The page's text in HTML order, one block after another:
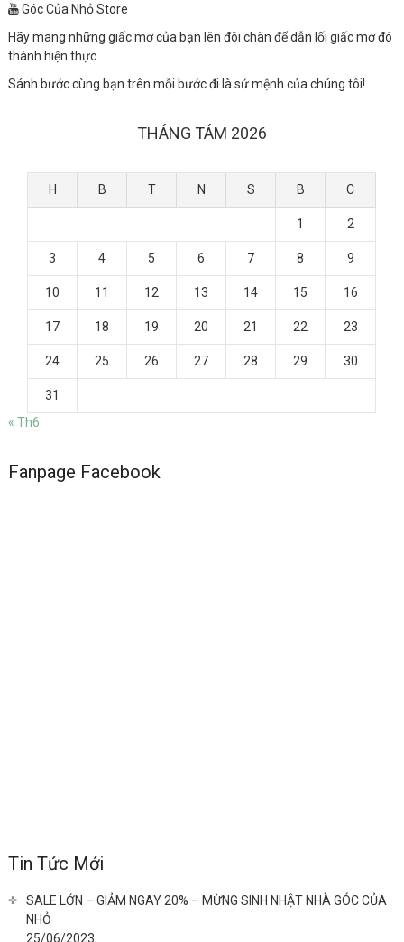
Góc Của Nhỏ Store
Hãy mang những giấc mơ của bạn lên đôi chân để dẫn lối giấc mơ đó
thành hiện thực
Sánh bước cùng bạn trên mỗi bước đi là sứ mệnh của chúng tôi!
THÁNG TÁM 2026
H B T N S B C
1 2
3 4 5 6 7 8 9
10 11 12 13 14 15 16
17 18 19 20 21 22 23
24 25 26 27 28 29 30
31
« Th6
Fanpage Facebook
Tin Tức Mới
SALE LỚN – GIẢM NGAY 20% – MỪNG SINH NHẬT NHÀ GÓC CỦA
NHỎ
25/06/2023